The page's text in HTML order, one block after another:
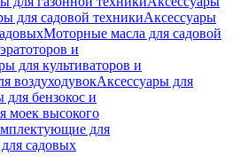
для садовой техникиАксессуары
Моторные масла для садовой
и
для культиваторов и
воздуходувокАксессуары для
для бензокос и
моек высокого
для
садовых